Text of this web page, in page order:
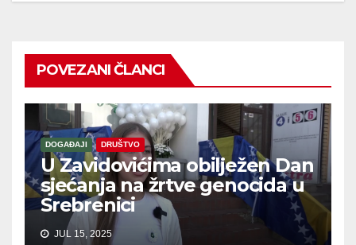
POVEZANI ČLANCI
DOGAĐAJI DRUŠTVO
U Zavidovićima obilježen Dan
sjećanja na žrtve genocida u
Srebrenici
JUL 15, 2025